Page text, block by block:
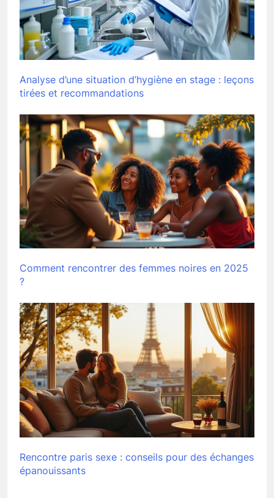
Analyse d’une situation d’hygiène en stage : leçons
tirées et recommandations
Comment rencontrer des femmes noires en 2025
?
Rencontre paris sexe : conseils pour des échanges
épanouissants